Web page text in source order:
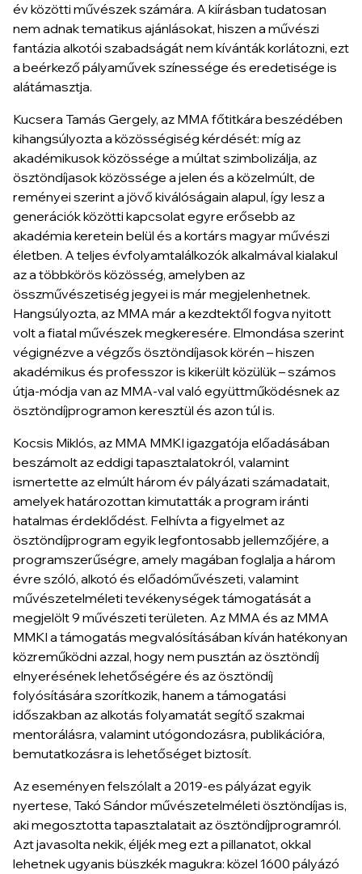
év közötti művészek számára. A kiírásban tudatosan
nem adnak tematikus ajánlásokat, hiszen a művészi
fantázia alkotói szabadságát nem kívánták korlátozni, ezt
a beérkező pályaművek színessége és eredetisége is
alátámasztja.
Kucsera Tamás Gergely, az MMA főtitkára beszédében
kihangsúlyozta a közösségiség kérdését: míg az
akadémikusok közössége a múltat szimbolizálja, az
ösztöndíjasok közössége a jelen és a közelmúlt, de
reményei szerint a jövő kiválóságain alapul, így lesz a
generációk közötti kapcsolat egyre erősebb az
akadémia keretein belül és a kortárs magyar művészi
életben. A teljes évfolyamtalálkozók alkalmával kialakul
az a többkörös közösség, amelyben az
összművészetiség jegyei is már megjelenhetnek.
Hangsúlyozta, az MMA már a kezdtektől fogva nyitott
volt a fiatal művészek megkeresére. Elmondása szerint
végignézve a végzős ösztöndíjasok körén – hiszen
akadémikus és professzor is kikerült közülük – számos
útja-módja van az MMA-val való együttműködésnek az
ösztöndíjprogramon keresztül és azon túl is.
Kocsis Miklós, az MMA MMKI igazgatója előadásában
beszámolt az eddigi tapasztalatokról, valamint
ismertette az elmúlt három év pályázati számadatait,
amelyek határozottan kimutatták a program iránti
hatalmas érdeklődést. Felhívta a figyelmet az
ösztöndíjprogram egyik legfontosabb jellemzőjére, a
programszerűségre, amely magában foglalja a három
évre szóló, alkotó és előadóművészeti, valamint
művészetelméleti tevékenységek támogatását a
megjelölt 9 művészeti területen. Az MMA és az MMA
MMKI a támogatás megvalósításában kíván hatékonyan
közreműködni azzal, hogy nem pusztán az ösztöndíj
elnyerésének lehetőségére és az ösztöndíj
folyósítására szorítkozik, hanem a támogatási
időszakban az alkotás folyamatát segítő szakmai
mentorálásra, valamint utógondozásra, publikációra,
bemutatkozásra is lehetőséget biztosít.
Az eseményen felszólalt a 2019-es pályázat egyik
nyertese, Takó Sándor művészetelméleti ösztöndíjas is,
aki megosztotta tapasztalatait az ösztöndíjprogramról.
Azt javasolta nekik, éljék meg ezt a pillanatot, okkal
lehetnek ugyanis büszkék magukra: közel 1600 pályázó